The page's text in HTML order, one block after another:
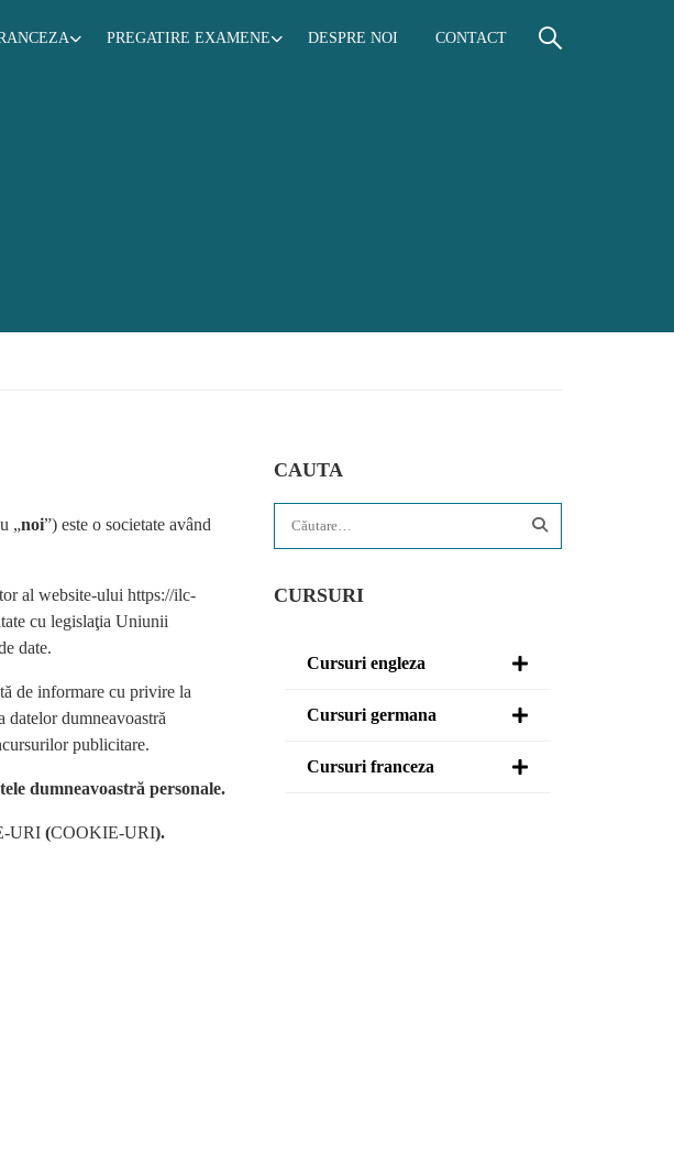
PREGATIRE EXAMENE DESPRE NOI CONTACT
„noi”) este o societate având
al website-ului https://ilc-
cu legislaţia Uniunii
date.
de informare cu privire la
datelor dumneavoastră
publicitare.
dumneavoastră personale.
URI (COOKIE-URI).
CAUTA
CURSURI
Cursuri engleza
Cursuri germana
Cursuri franceza